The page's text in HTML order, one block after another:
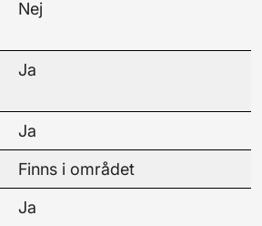
Nej
Ja
Ja
Finns i området
Ja